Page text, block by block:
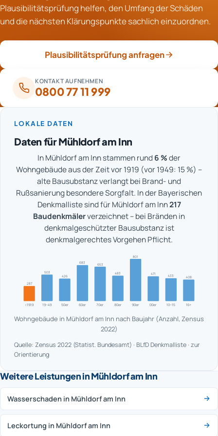
die Regulierung. Der Bericht der Feuerwehr kann
ergänzend angefordert werden. Die
Plausibilitätsprüfung helfen, den Umfang der Schäden
und die nächsten Klärungspunkte sachlich einzuordnen.
Plausibilitätsprüfung anfragen
KONTAKT AUFNEHMEN
0800 77 11 999
LOKALE DATEN
Daten für Mühldorf am Inn
In Mühldorf am Inn stammen rund 6 %der
Wohngebäude aus der Zeit vor 1919 (vor 1949: 15 %) –
alte Bausubstanz verlangt bei Brand- und
Rußsanierung besondere Sorgfalt. In der Bayerischen
Denkmalliste sind für Mühldorf am Inn217
Baudenkmälerverzeichnet – bei Bränden in
denkmalgeschützter Bausubstanz ist
denkmalgerechtes Vorgehen Pflicht.
<1919
287
19–49
503
50er
426
60er
683
70er
653
80er
483
90er
801
00er
471
10–15
433
16+
408
Wohngebäude in Mühldorf am Inn nach Baujahr (Anzahl, Zensus
2022)
Quelle: Zensus 2022 (Statist. Bundesamt) · BLfD Denkmalliste · zur
Orientierung
Weitere Leistungen in Mühldorf am Inn
Wasserschaden in Mühldorf am Inn
Leckortung in Mühldorf am Inn